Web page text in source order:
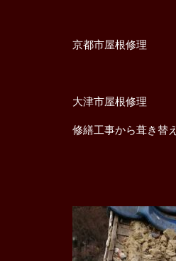
京都市屋根修理
大津市屋根修理
修繕工事から葺き替